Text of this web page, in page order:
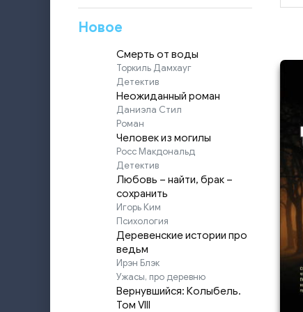
Новое
Смерть от воды
Торкиль Дамхауг
Детектив
Неожиданный роман
Даниэла Стил
Роман
Человек из могилы
Росс Макдональд
Детектив
Любовь – найти, брак –
сохранить
Игорь Ким
Психология
Деревенские истории про
ведьм
Ирэн Блэк
Ужасы, про деревню
Вернувшийся: Колыбель.
Том VIII